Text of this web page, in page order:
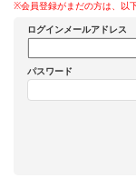
※会員登録がまだの方は、以
ログインメールアドレス
パスワード